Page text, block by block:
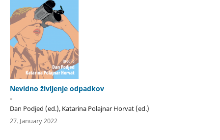
Nevidno življenje odpadkov
-
Dan Podjed (ed.), Katarina Polajnar Horvat (ed.)
27. January 2022